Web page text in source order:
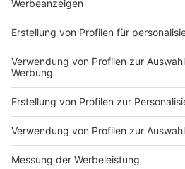
Du hast dir noch keine Artikel